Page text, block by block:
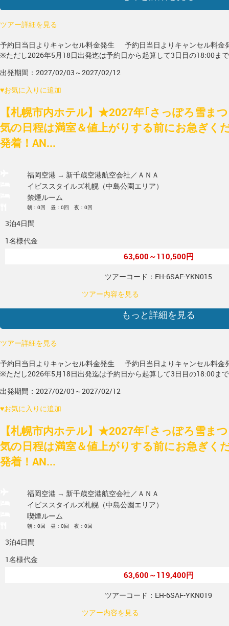
ツアー詳細を見る
予約日当日よりキャンセル料金発生
予約日当日よりキャンセル料金
※ただし2026年5月18日出発迄は予約日から起算して3日目の18:00ま
出発期間：2027/02/03～2027/02/12
♥お気に入りに追加
【札幌市内ホテル】★2027年｢さっぽろ雪ま
気の日程は満室＆値上がりする前にお急ぎく
発着！AN...
福岡空港 → 新千歳空港航空会社／ＡＮＡ
イビススタイルズ札幌（中島公園エリア）
禁煙ルーム
朝：0回 昼：0回 夜：0回
3泊4日間
1名様代金
63,600～110,500円
ツアーコード：EH-6SAF-YKN015
ツアー内容を見る
もっと詳細を見る
ツアー詳細を見る
予約日当日よりキャンセル料金発生
予約日当日よりキャンセル料金
※ただし2026年5月18日出発迄は予約日から起算して3日目の18:00ま
出発期間：2027/02/03～2027/02/12
♥お気に入りに追加
【札幌市内ホテル】★2027年｢さっぽろ雪ま
気の日程は満室＆値上がりする前にお急ぎく
発着！AN...
福岡空港 → 新千歳空港航空会社／ＡＮＡ
イビススタイルズ札幌（中島公園エリア）
喫煙ルーム
朝：0回 昼：0回 夜：0回
3泊4日間
1名様代金
63,600～119,400円
ツアーコード：EH-6SAF-YKN019
ツアー内容を見る